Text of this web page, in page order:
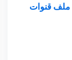
ملف قنوات